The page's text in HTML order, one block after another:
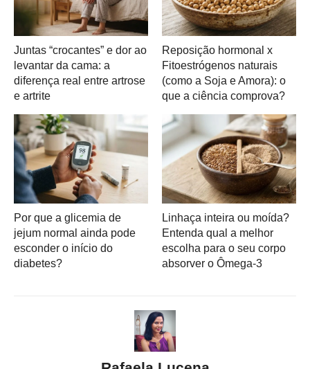
Juntas “crocantes” e dor ao
levantar da cama: a
diferença real entre artrose
e artrite
Reposição hormonal x
Fitoestrógenos naturais
(como a Soja e Amora): o
que a ciência comprova?
Por que a glicemia de
jejum normal ainda pode
esconder o início do
diabetes?
Linhaça inteira ou moída?
Entenda qual a melhor
escolha para o seu corpo
absorver o Ômega-3